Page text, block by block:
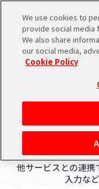
バンダイナムコID
アイドルマ
活動履歴
閲覧履歴・購入履歴
ログイン・新規登
アイドルマス
自分だけの情報を
ポ」
さらに、
他サービスとの連携
入力な
We use cookies to
provide social media
We also share
our social media,
Cookie Policy